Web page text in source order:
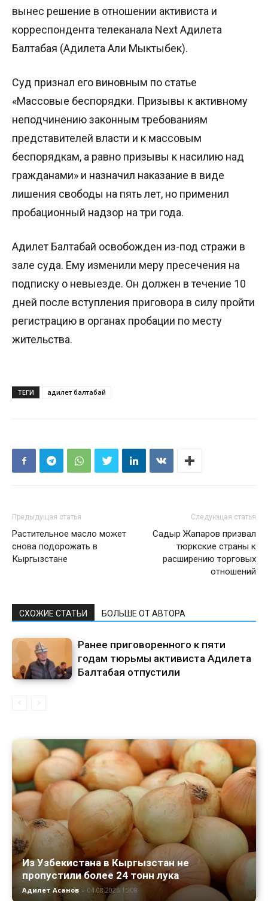
вынес решение в отношении активиста и
корреспондента телеканала Next Адилета
Балтабая (Адилета Али Мыктыбек).
Суд признал его виновным по статье
«Массовые беспорядки. Призывы к активному
неподчинению законным требованиям
представителей власти и к массовым
беспорядкам, а равно призывы к насилию над
гражданами» и назначил наказание в виде
лишения свободы на пять лет, но применил
пробационный надзор на три года.
Адилет Балтабай освобожден из-под стражи в
зале суда. Ему изменили меру пресечения на
подписку о невыезде. Он должен в течение 10
дней после вступления приговора в силу пройти
регистрацию в органах пробации по месту
жительства.
ТЕГИ адилет балтабай
Предыдущая статья
Растительное масло может
снова подорожать в
Кыргызстане
Следующая статья
Садыр Жапаров призвал
тюркские страны к
расширению торговых
отношений
СХОЖИЕ СТАТЬИ БОЛЬШЕ ОТ АВТОРА
Ранее приговоренного к пяти
годам тюрьмы активиста Адилета
Балтабая отпустили
Из Узбекистана в Кыргызстан не
пропустили более 24 тонн лука
Адилет Асанов - 04.08.2026 15:08